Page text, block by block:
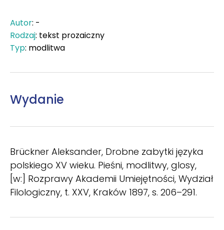
Autor: -
Rodzaj: tekst prozaiczny
Typ: modlitwa
Wydanie
Brückner Aleksander, Drobne zabytki języka
polskiego XV wieku. Pieśni, modlitwy, glosy,
[w:] Rozprawy Akademii Umiejętności, Wydział
Filologiczny, t. XXV, Kraków 1897, s. 206–291.